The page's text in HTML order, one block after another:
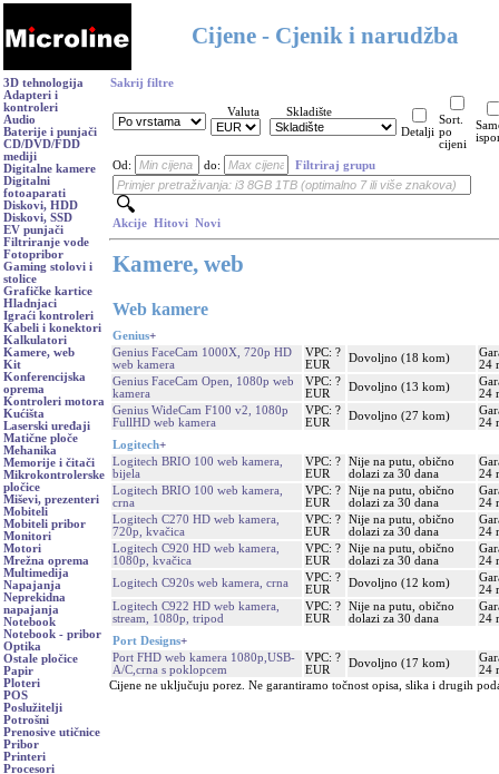
Cijene - Cjenik i narudžba
3D tehnologija
Adapteri i
kontroleri
Audio
Baterije i punjači
CD/DVD/FDD
mediji
Digitalne kamere
Digitalni
fotoaparati
Diskovi, HDD
Diskovi, SSD
EV punjači
Filtriranje vode
Fotopribor
Gaming stolovi i
stolice
Grafičke kartice
Hladnjaci
Igraći kontroleri
Kabeli i konektori
Kalkulatori
Kamere, web
Kit
Konferencijska
oprema
Kontroleri motora
Kućišta
Laserski uređaji
Matične ploče
Mehanika
Memorije i čitači
Mikrokontrolerske
pločice
Miševi, prezenteri
Mobiteli
Mobiteli pribor
Monitori
Motori
Mrežna oprema
Multimedija
Napajanja
Neprekidna
napajanja
Notebook
Notebook - pribor
Optika
Ostale pločice
Papir
Ploteri
POS
Poslužitelji
Potrošni
Prenosive utičnice
Pribor
Printeri
Procesori
Sakrij filtre
Valuta
Skladište
Detalji
Sort.
po
cijeni
Od: do: Filtriraj grupu
Akcije Hitovi Novi
Kamere, web
Web kamere
Genius+
Genius FaceCam 1000X, 720p HD
web kamera
VPC: ?
EUR
Dovoljno (18 kom)
24
Genius FaceCam Open, 1080p web
kamera
VPC: ?
EUR
Dovoljno (13 kom)
24
Genius WideCam F100 v2, 1080p
FullHD web kamera
VPC: ?
EUR
Dovoljno (27 kom)
24
Logitech+
Logitech BRIO 100 web kamera,
bijela
VPC: ?
EUR
Nije na putu, obično
dolazi za 30 dana
24
Logitech BRIO 100 web kamera,
crna
VPC: ?
EUR
Nije na putu, obično
dolazi za 30 dana
24
Logitech C270 HD web kamera,
720p, kvačica
VPC: ?
EUR
Nije na putu, obično
dolazi za 30 dana
24
Logitech C920 HD web kamera,
1080p, kvačica
VPC: ?
EUR
Nije na putu, obično
dolazi za 30 dana
24
Logitech C920s web kamera, crna
VPC: ?
EUR
Dovoljno (12 kom)
24
Logitech C922 HD web kamera,
stream, 1080p, tripod
VPC: ?
EUR
Nije na putu, obično
dolazi za 30 dana
24
Port Designs+
Port FHD web kamera 1080p,USB-
A/C,crna s poklopcem
VPC: ?
EUR
Dovoljno (17 kom)
24
Cijene ne uključuju porez. Ne garantiramo točnost opisa, slika i drugih